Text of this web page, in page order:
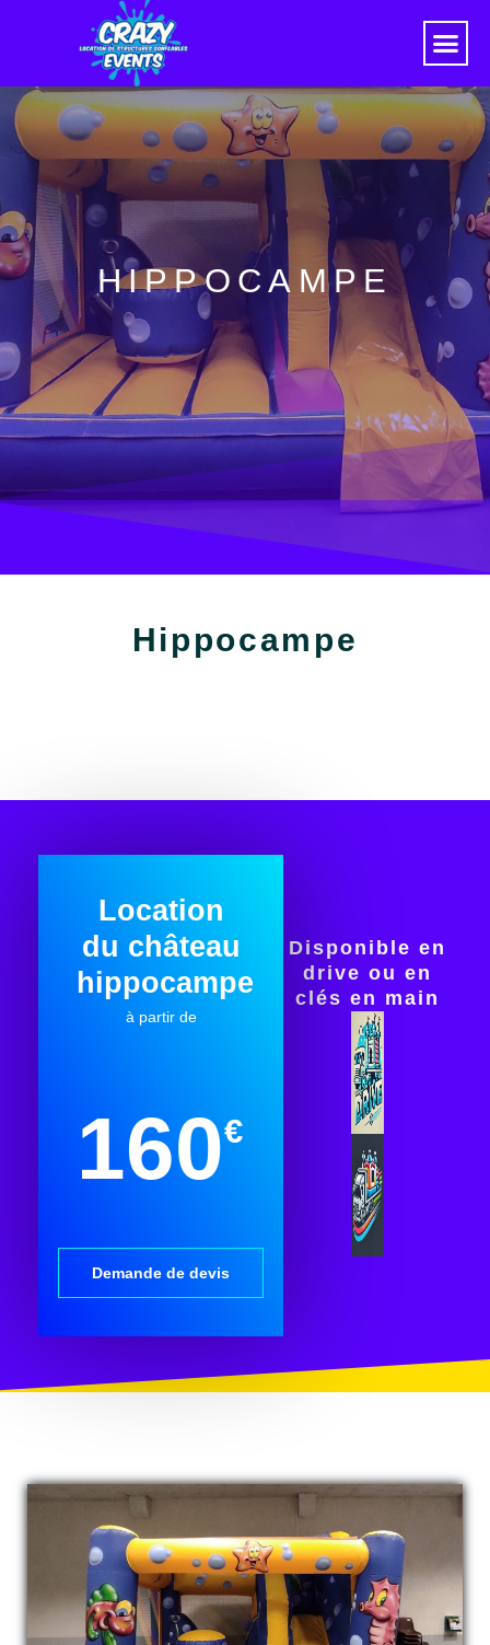
HIPPOCAMPE
Hippocampe
Location
du château
hippocampe
à partir de
160€
Demande de devis
Disponible en
drive ou en
clés en main